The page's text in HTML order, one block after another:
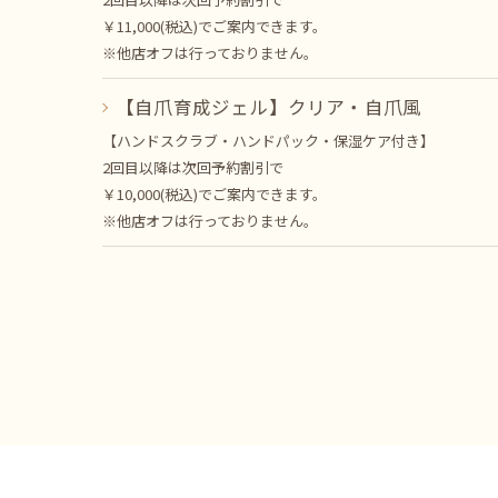
￥11,000(税込)でご案内できます。
※他店オフは行っておりません。
【自爪育成ジェル】クリア・自爪風
【ハンドスクラブ・ハンドパック・保湿ケア付き】
2回目以降は次回予約割引で
￥10,000(税込)でご案内できます。
※他店オフは行っておりません。